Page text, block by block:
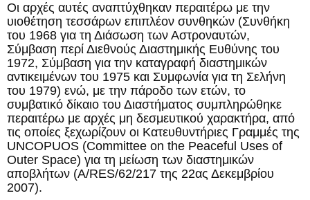
Οι αρχές αυτές αναπτύχθηκαν περαιτέρω με την
υιοθέτηση τεσσάρων επιπλέον συνθηκών (Συνθήκη
του 1968 για τη Διάσωση των Αστροναυτών,
Σύμβαση περί Διεθνούς Διαστημικής Ευθύνης του
1972, Σύμβαση για την καταγραφή διαστημικών
αντικειμένων του 1975 και Συμφωνία για τη Σελήνη
του 1979) ενώ, με την πάροδο των ετών, το
συμβατικό δίκαιο του Διαστήματος συμπληρώθηκε
περαιτέρω με αρχές μη δεσμευτικού χαρακτήρα, από
τις οποίες ξεχωρίζουν οι Κατευθυντήριες Γραμμές της
UNCOPUOS (Committee on the Peaceful Uses of
Outer Space) για τη μείωση των διαστημικών
αποβλήτων (A/RES/62/217 της 22ας Δεκεμβρίου
2007).